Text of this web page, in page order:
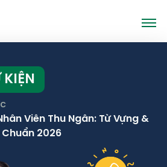
KIỆN
Viên Thu Ngân: Từ Vựng &
Chuẩn 2026